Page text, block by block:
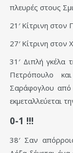
πλευρές στους
21′ Κίτρινη στον
27′ Κίτρινη στον
31′ Διπλή γκέλα
Πετρόπουλο
Σαράφογλου από
εκμεταλλεύεται
0-1 !!!
38′ Σαν